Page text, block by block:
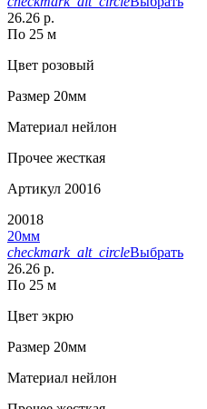
26.26 р.
По 25 м
Цвет розовый
Размер 20мм
Материал нейлон
Прочее жесткая
Артикул 20016
20018
20мм
checkmark_alt_circleВыбрать
26.26 р.
По 25 м
Цвет экрю
Размер 20мм
Материал нейлон